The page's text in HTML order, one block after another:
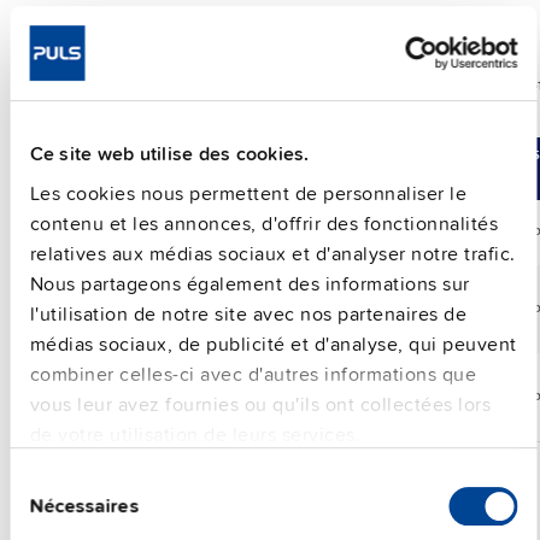
Ce site web utilise des cookies.
Les cookies nous permettent de personnaliser le
contenu et les annonces, d'offrir des fonctionnalités
relatives aux médias sociaux et d'analyser notre trafic.
Nous partageons également des informations sur
l'utilisation de notre site avec nos partenaires de
médias sociaux, de publicité et d'analyse, qui peuvent
combiner celles-ci avec d'autres informations que
vous leur avez fournies ou qu'ils ont collectées lors
duNécessaires
Alimentation monophasée avec tension d’entrée haute
Comparer Réf. d’article
FPH500.241-002-101 24 V 25 A 24-28 Vdc
FPH500.245-024-103 24 V 25 A 24-28 Vdc
FPH500.245-047-104 25 A 24-28 Vdc